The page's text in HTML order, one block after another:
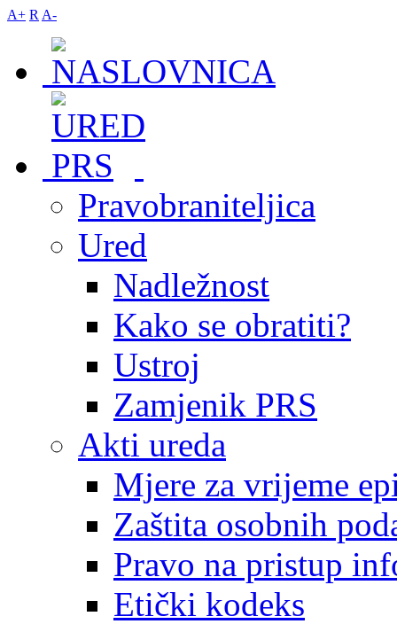
A+ R A-
Pravobraniteljica
Ured
Nadležnost
Kako se obratiti?
Ustroj
Zamjenik PRS
Akti ureda
Mjere za vrijeme
Zaštita osobnih
Pravo na pristup
Etički kodeks